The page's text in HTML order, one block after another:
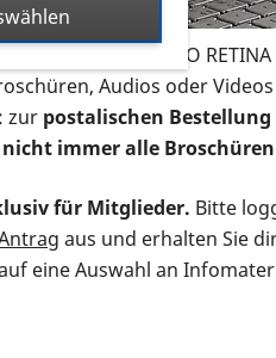
Infomaterial der PRO
Audios oder
zur postalischen
nicht immer alle
für Mitglieder. Bitte
aus und erhalten Sie
eine Auswahl an